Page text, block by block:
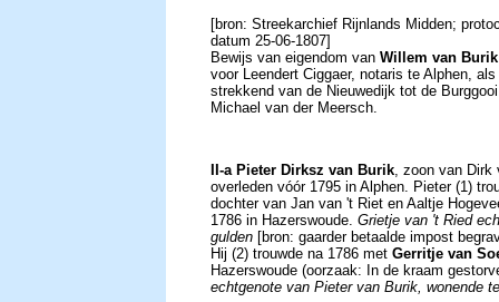
[bron: Streekarchief Rijnlands Midden;
datum 25-06-1807]
Bewijs van eigendom van Willem van Burik
voor Leendert Ciggaer, notaris te Alphen,
strekkend van de Nieuwedijk tot de
Michael van der Meersch.
II-a Pieter Dirksz van Burik, zoon van Dirk
overleden vóór 1795 in Alphen. Pieter (1)
dochter van Jan van 't Riet en Aaltje
1786 in Hazerswoude. Grietje van 't Ried
gulden [bron: gaarder betaalde impost
Hij (2) trouwde na 1786 met Gerritje van
Hazerswoude (oorzaak: In de kraam
echtgenote van Pieter van Burik, wonende